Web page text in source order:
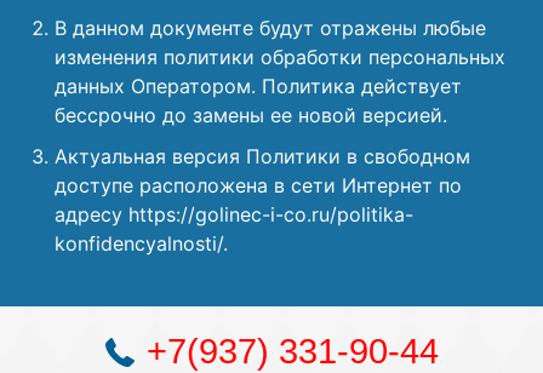
В данном документе будут отражены любые
изменения политики обработки персональных
данных Оператором. Политика действует
бессрочно до замены ее новой версией.
Актуальная версия Политики в свободном
доступе расположена в сети Интернет по
адресу https://golinec-i-co.ru/politika-
konfidencyalnosti/.
+7(937) 331-90-44